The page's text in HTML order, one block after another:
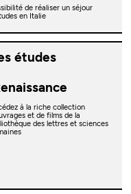
de réaliser un séjour
en Italie
études
à la riche collection
et de films de la
des lettres et sciences